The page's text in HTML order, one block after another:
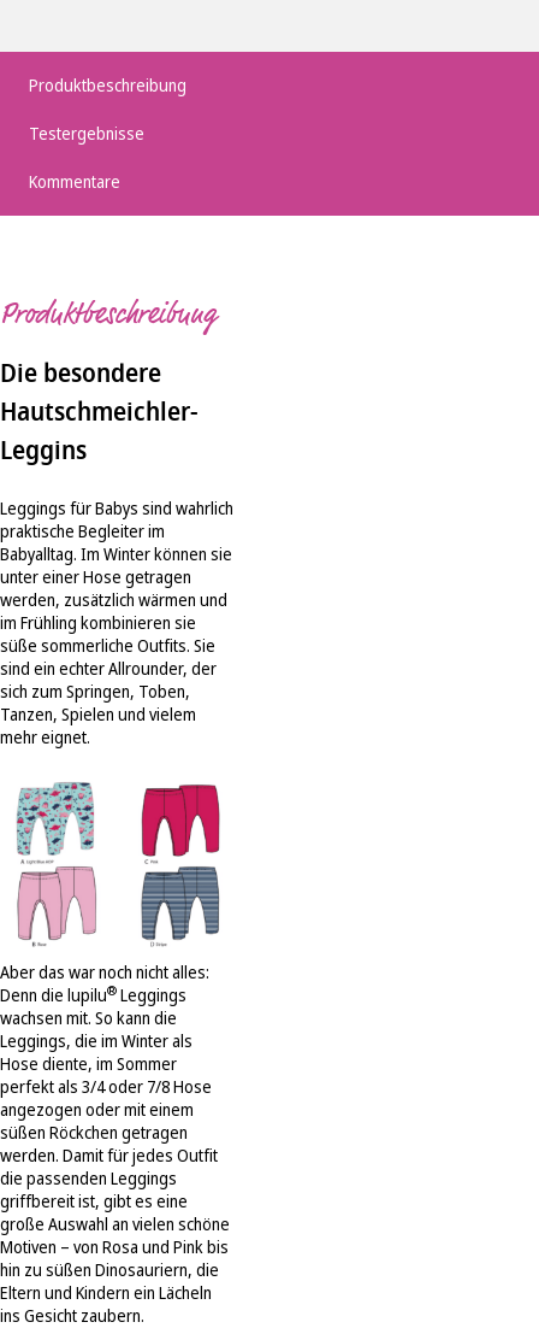
Produktbeschreibung
Testergebnisse
Kommentare
Produktbeschreibung
Die besondere
Hautschmeichler-
Leggins
Leggings für Babys sind wahrlich
praktische Begleiter im
Babyalltag. Im Winter können sie
unter einer Hose getragen
werden, zusätzlich wärmen und
im Frühling kombinieren sie
süße sommerliche Outfits. Sie
sind ein echter Allrounder, der
sich zum Springen, Toben,
Tanzen, Spielen und vielem
mehr eignet.
Aber das war noch nicht alles:
Denn die lupilu® Leggings
wachsen mit. So kann die
Leggings, die im Winter als
Hose diente, im Sommer
perfekt als 3/4 oder 7/8 Hose
angezogen oder mit einem
süßen Röckchen getragen
werden. Damit für jedes Outfit
die passenden Leggings
griffbereit ist, gibt es eine
große Auswahl an vielen schöne
Motiven – von Rosa und Pink bis
hin zu süßen Dinosauriern, die
Eltern und Kindern ein Lächeln
ins Gesicht zaubern.